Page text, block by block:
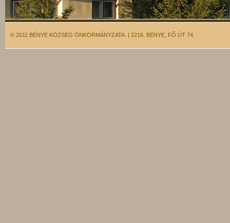
© 2011 BÉNYE KÖZSÉG ÖNKORMÁNYZATA. | 2216. BÉNYE, FŐ ÚT 74.